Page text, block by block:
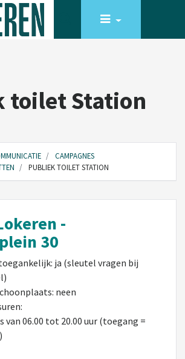
toilet Station
CAMPAGNES
PUBLIEK TOILET STATION
-
30
ja (sleutel vragen bij
neen
van 06.00 tot 20.00 uur (toegang =